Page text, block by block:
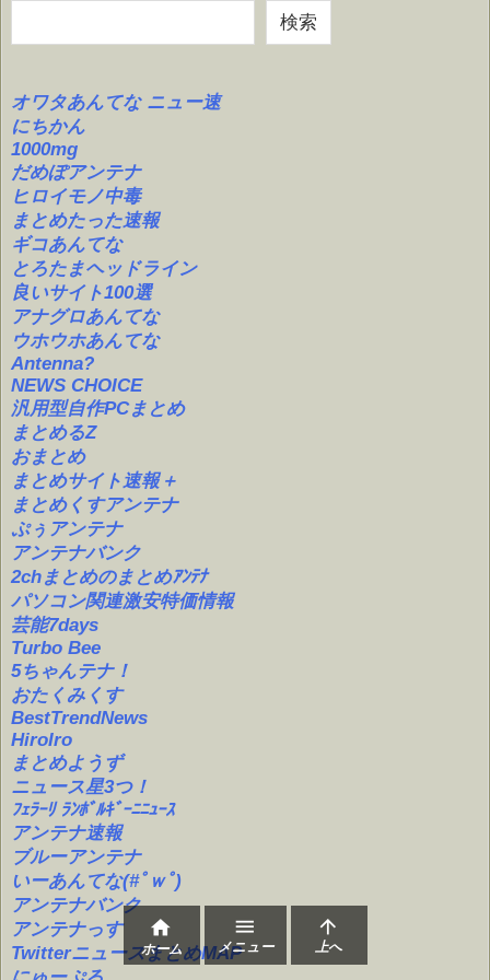
検索
オワタあんてな ニュー速
にちかん
1000mg
だめぽアンテナ
ヒロイモノ中毒
まとめたった速報
ギコあんてな
とろたまヘッドライン
良いサイト100選
アナグロあんてな
ウホウホあんてな
Antenna?
NEWS CHOICE
汎用型自作PCまとめ
まとめるZ
おまとめ
まとめサイト速報＋
まとめくすアンテナ
ぷぅアンテナ
アンテナバンク
2chまとめのまとめｱﾝﾃﾅ
パソコン関連激安特価情報
芸能7days
Turbo Bee
5ちゃんテナ！
おたくみくす
BestTrendNews
HiroIro
まとめようず
ニュース星3つ！
ﾌｪﾗｰﾘ ﾗﾝﾎﾞﾙｷﾞｰﾆﾆｭｰｽ
アンテナ速報
ブルーアンテナ
いーあんてな(#ﾟｗﾟ)
アンテナバンク
アンテナっす
TwitterニュースまとめMAP

ホーム

メニュー

上へ